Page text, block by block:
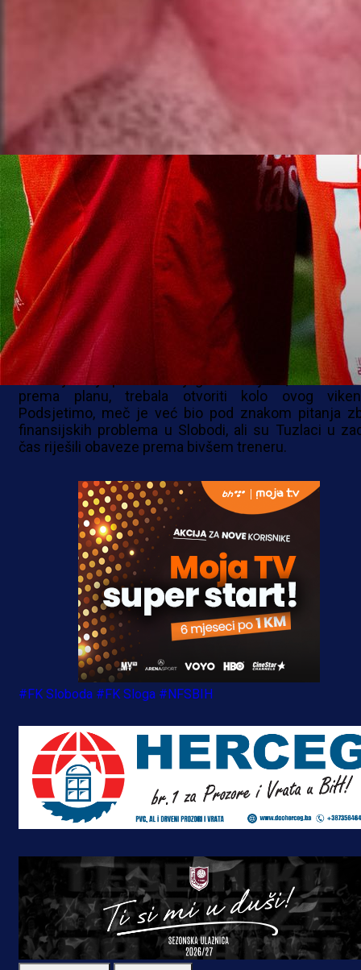
SAMO U BIH
Pred 31. kolo Premijer lige BiH već su
nesvakidašnje situacije. Duel Sloge i Slobode u
trebao je suditi i Sreten Udovičić, ali je otkazao
zbog – poslovnih obaveza!
“Nisam u mogućnosti da prisustvujem utakmici
neodložnih obaveza na poslu,” poručio je Udovičić,
prethodno prihvatio delegaciju.
Savez još nije pronašao njegovu zamjenu, a
prema planu, trebala otvoriti kolo ovog
Podsjetimo, meč je već bio pod znakom pitanja
finansijskih problema u Slobodi, ali su Tuzlaci u
čas riješili obaveze prema bivšem treneru.
#FK Sloboda #FK Sloga #NFSBIH